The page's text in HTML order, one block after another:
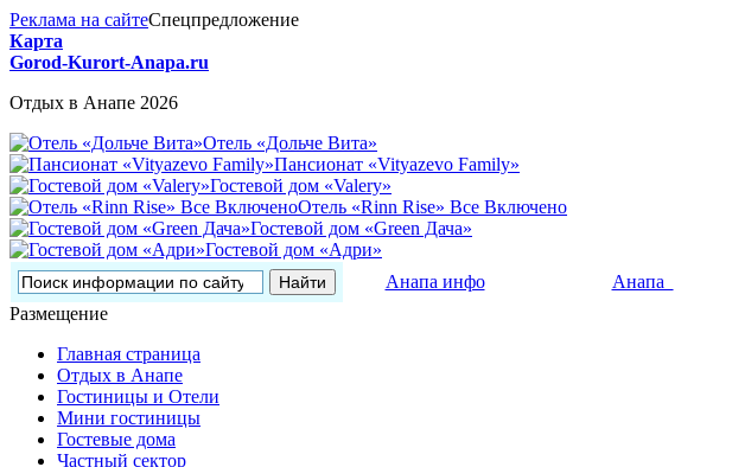
Реклама на сайтеСпецпредложение
Карта
Gorod-Kurort-Anapa.ru
Отдых в Анапе 2026
Отель «Дольче Вита»
Пансионат «Vityazevo Family»
Гостевой дом «Valery»
Отель «Rinn Rise» Все Включено
Гостевой дом «Green Дача»
Гостевой дом «Адри»
Анапа инфо
Анапа
Размещение
Главная страница
Отдых в Анапе
Гостиницы и Отели
Мини гостиницы
Гостевые дома
Частный сектор